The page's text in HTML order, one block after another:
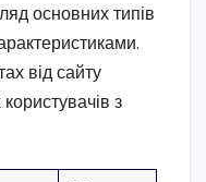
основних типів
від сайту
з